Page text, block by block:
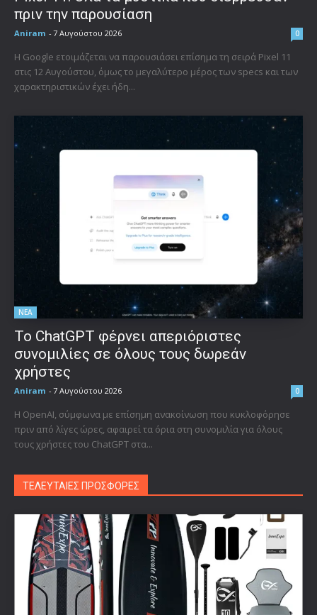
πριν την παρουσίαση
Aniram - 7 Αυγούστου 2026 0
Η Google ετοιμάζεται να παρουσιάσει επίσημα τη σειρά Pixel 11
στις 12 Αυγούστου, όμως το μεγαλύτερο μέρος των specs και των
χαρακτηριστικών έχει ήδη...
ΝΕΑ
Το ChatGPT φέρνει απεριόριστες
συνομιλίες σε όλους τους δωρεάν
χρήστες
Aniram - 7 Αυγούστου 2026 0
Η OpenAI, σύμφωνα με επίσημη ανακοίνωση που κυκλοφόρησε
πριν από λίγες ώρες, αφαιρεί τα όρια στη συνομιλία για όλους
τους χρήστες του ChatGPT στα...
ΤΕΛΕΥΤΑΙΕΣ ΠΡΟΣΦΟΡΕΣ